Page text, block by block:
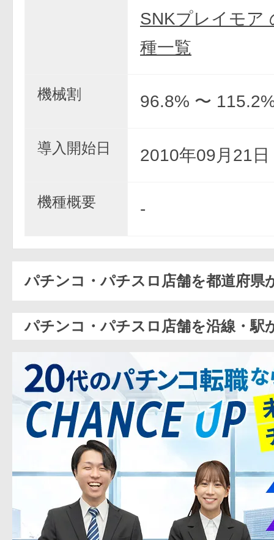
SNKプレイモア
種一覧
機械割 96.8% 〜
導入開始日 2010年09月21日
機種概要 -
パチンコ・パチスロ店舗を都道府県
パチンコ・パチスロ店舗を沿線・駅